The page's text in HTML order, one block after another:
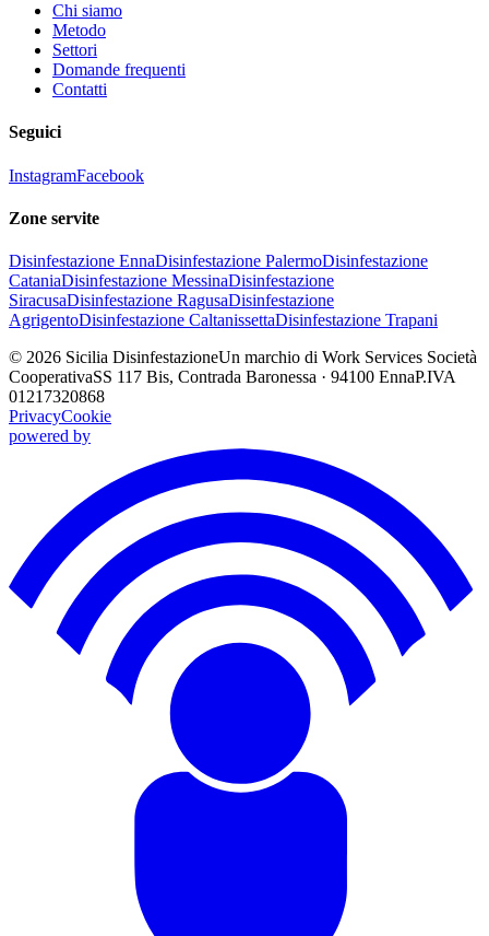
Chi siamo
Metodo
Settori
Domande frequenti
Contatti
Seguici
InstagramFacebook
Zone servite
Disinfestazione EnnaDisinfestazione PalermoDisinfestazione
CataniaDisinfestazione MessinaDisinfestazione
SiracusaDisinfestazione RagusaDisinfestazione
AgrigentoDisinfestazione CaltanissettaDisinfestazione Trapani
© 2026 Sicilia DisinfestazioneUn marchio di Work Services Società
CooperativaSS 117 Bis, Contrada Baronessa · 94100 EnnaP.IVA
01217320868
PrivacyCookie
powered by